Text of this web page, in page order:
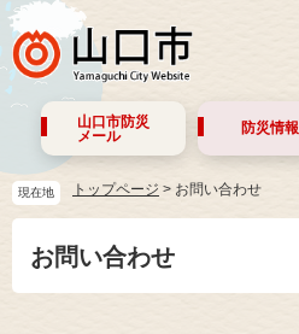
山口市防災
メール
防災情報
現在地 トップページ > お問い合わせ
お問い合わせ